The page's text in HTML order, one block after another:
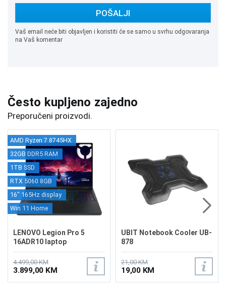
POŠALJI
Vaš email neće biti objavljen i koristiti će se samo u svrhu odgovaranja
na Vaš komentar
Često kupljeno zajedno
Preporučeni proizvodi.
AMD Ryzen 7 8745HX
32GB DDR5 RAM
1TB SSD
RTX 5060 8GB
16" 165Hz display
Win 11 Home
LENOVO Legion Pro 5
16ADR10 laptop
83LT000MUS
4.499,00 KM
3.899,00 KM
UBIT Notebook Cooler UB-
878
21,00 KM
19,00 KM